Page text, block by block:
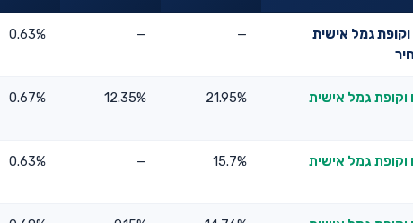
גמל אישית
—
—
0.63%
וקופת גמל אישית
21.95%
12.35%
0.67%
וקופת גמל אישית
15.7%
—
0.63%